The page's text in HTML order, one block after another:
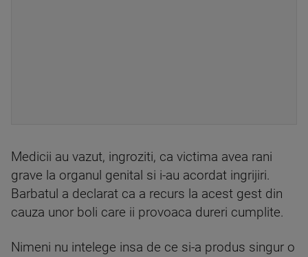
Medicii au vazut, ingroziti, ca victima avea rani
grave la organul genital si i-au acordat ingrijiri.
Barbatul a declarat ca a recurs la acest gest din
cauza unor boli care ii provoaca dureri cumplite.
Nimeni nu intelege insa de ce si-a produs singur o